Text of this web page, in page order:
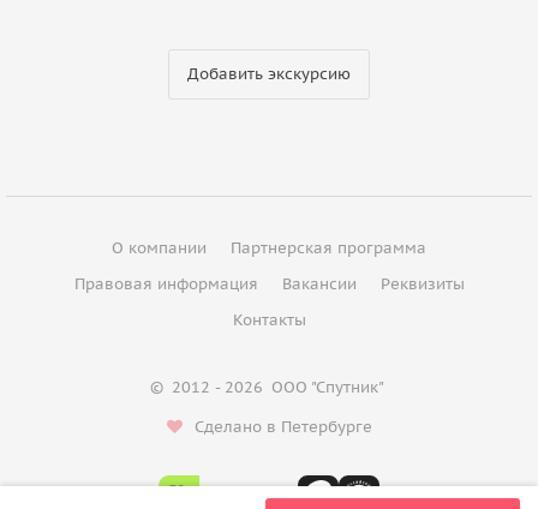
Добавить экскурсию
О компании
Партнерская программа
Правовая информация
Вакансии
Реквизиты
Контакты
© 2012 - 2026 ООО "Спутник"
Сделано в Петербурге